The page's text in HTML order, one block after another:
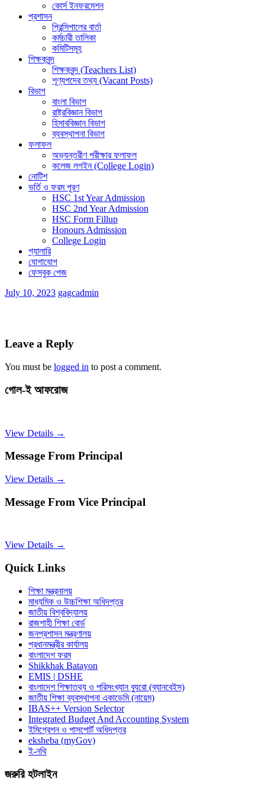
কোর্স ইনফরমেশন
প্রশাসন
প্রিন্সিপালের বার্তা
কর্মচারী তালিকা
কমিটিসমূহ
শিক্ষকবৃন্দ
শিক্ষকবৃন্দ (Teachers List)
শূণ্যপদের তথ্য (Vacant Posts)
বিভাগ
বাংলা বিভাগ
রাষ্ট্রবিজ্ঞান বিভাগ
হিসাববিজ্ঞান বিভাগ
ব্যবস্থাপনা বিভাগ
ফলাফল
অভ্যন্তরীণ পরীক্ষার ফলাফল
কলেজ লগইন (College Login)
নোটিশ
ভর্তি ও ফরম পূরণ
HSC 1st Year Admission
HSC 2nd Year Admission
HSC Form Fillup
Honours Admission
College Login
গ্যালারি
যোগাযোগ
ফেসবুক পেজ
July 10, 2023 gagcadmin
Leave a Reply
You must be logged in to post a comment.
গোল-ই আফরোজ
View Details →
Message From Principal
View Details →
Message From Vice Principal
View Details →
Quick Links
শিক্ষা মন্ত্রনালয়
মাধ্যমিক ও উচ্চশিক্ষা অধিদপ্তর
জাতীয় বিশ্ববিদ্যালয়
রাজশাহী শিক্ষা বোর্ড
জনপ্রশাসন মন্ত্রণালয়
প্রধানমন্ত্রীর কার্যালয়
বাংলাদেশ ফরম
Shikkhak Batayon
EMIS | DSHE
বাংলাদেশ শিক্ষাতথ্য ও পরিসংখ্যান ব্যুরো (ব্যানবেইস)
জাতীয় শিক্ষা ব্যবস্থাপনা একাডেমি (নায়েম)
IBAS++ Version Selector
Integrated Budget And Accounting System
ইমিগ্রেশন ও পাসপোর্ট অধিদপ্তর
eksheba (myGov)
ই-নথি
জরুরি হটলাইন